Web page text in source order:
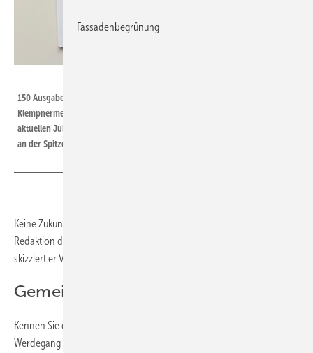
150 Ausgaben Leidenschaft fürs Handwerk: Seit 2007 führt
Klempnermeister Andreas Buck die Redaktion der BAUMETALL. Mit der
aktuellen Jubiläumsausgabe feiert er einen beeindruckenden Meilenstein
an der Spitze des im Gentner Verlag erscheinenden Fachmagazins
Keine Zukunft ohne Herkunft: Seit 18,5 Jahren führt Andreas Buck die
Redaktion der BAUMETALL. In „seiner“ 150. Jubiläumsausgabe
skizziert er Visionen für die Branche von morgen.
Gemeinschaft und Zukunft
Kennen Sie das? Beim Zurückschauen auf Ihren beruflichen
Werdegang entdecken Sie erstaunliche Parallelen zu einer
Fassadenbegrünung